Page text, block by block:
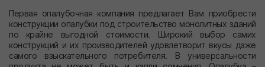
Первая опалубочная компания предлагает Вам приобрести
конструкции опалубки под строительство монолитных зданий
по крайне выгодной стоимости. Широкий выбор самих
конструкций и их производителей удовлетворит вкусы даже
самого взыскательного потребителя. В универсальности